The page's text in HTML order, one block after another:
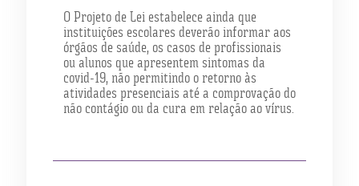
O Projeto de Lei estabelece ainda que
instituições escolares deverão informar aos
órgãos de saúde, os casos de profissionais
ou alunos que apresentem sintomas da
covid-19, não permitindo o retorno às
atividades presenciais até a comprovação do
não contágio ou da cura em relação ao vírus.